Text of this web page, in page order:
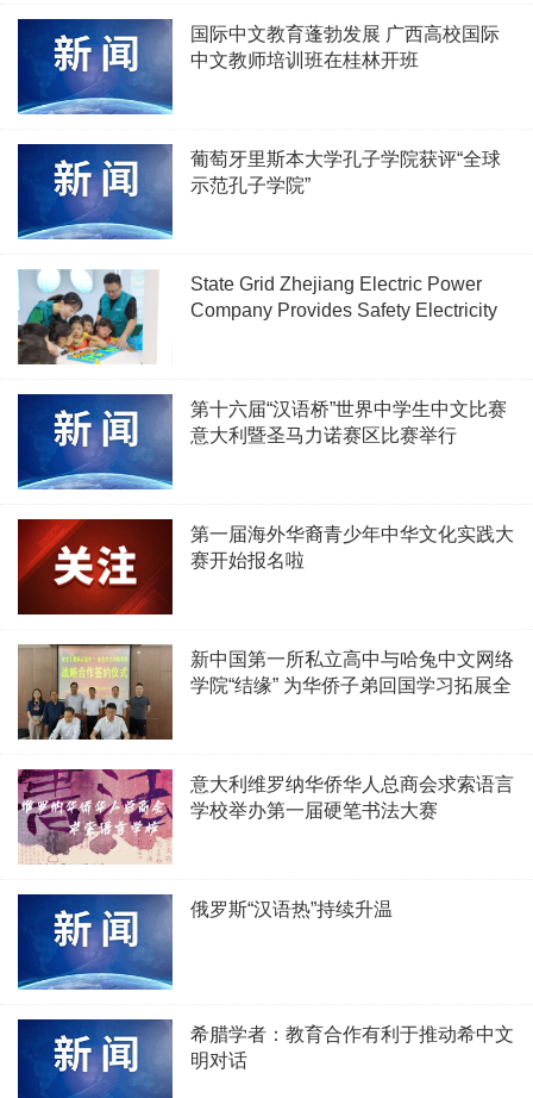
国际中文教育蓬勃发展 广西高校国际
中文教师培训班在桂林开班
葡萄牙里斯本大学孔子学院获评“全球
示范孔子学院”
State Grid Zhejiang Electric Power
Company Provides Safety Electricity
第十六届“汉语桥”世界中学生中文比赛
意大利暨圣马力诺赛区比赛举行
第一届海外华裔青少年中华文化实践大
赛开始报名啦
新中国第一所私立高中与哈兔中文网络
学院“结缘” 为华侨子弟回国学习拓展全
意大利维罗纳华侨华人总商会求索语言
学校举办第一届硬笔书法大赛
俄罗斯“汉语热”持续升温
希腊学者：教育合作有利于推动希中文
明对话